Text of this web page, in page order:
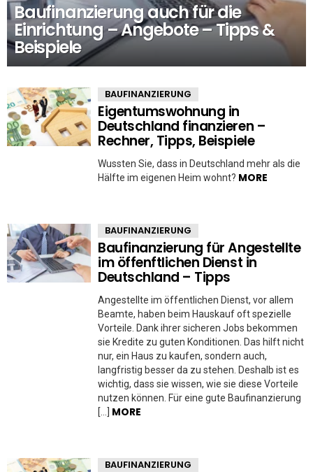
Baufinanzierung auch für die
Einrichtung – Angebote – Tipps &
Beispiele
BAUFINANZIERUNG
Eigentumswohnung in
Deutschland finanzieren –
Rechner, Tipps, Beispiele
Wussten Sie, dass in Deutschland mehr als die
Hälfte im eigenen Heim wohnt? MORE
BAUFINANZIERUNG
Baufinanzierung für Angestellte
im öffenftlichen Dienst in
Deutschland – Tipps
Angestellte im öffentlichen Dienst, vor allem
Beamte, haben beim Hauskauf oft spezielle
Vorteile. Dank ihrer sicheren Jobs bekommen
sie Kredite zu guten Konditionen. Das hilft nicht
nur, ein Haus zu kaufen, sondern auch,
langfristig besser da zu stehen. Deshalb ist es
wichtig, dass sie wissen, wie sie diese Vorteile
nutzen können. Für eine gute Baufinanzierung
[…] MORE
BAUFINANZIERUNG